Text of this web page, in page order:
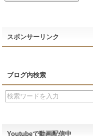
スポンサーリンク
ブログ内検索
Youtubeで動画配信中